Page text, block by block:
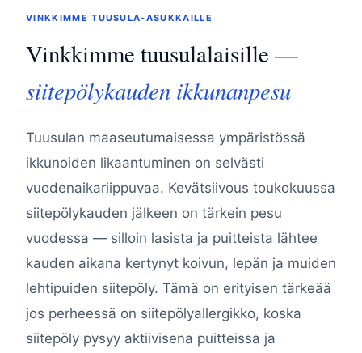
VINKKIMME TUUSULA-ASUKKAILLE
Vinkkimme tuusulalaisille —
siitepölykauden ikkunanpesu
Tuusulan maaseutumaisessa ympäristössä
ikkunoiden likaantuminen on selvästi
vuodenaikariippuvaa. Kevätsiivous toukokuussa
siitepölykauden jälkeen on tärkein pesu
vuodessa — silloin lasista ja puitteista lähtee
kauden aikana kertynyt koivun, lepän ja muiden
lehtipuiden siitepöly. Tämä on erityisen tärkeää
jos perheessä on siitepölyallergikko, koska
siitepöly pysyy aktiivisena puitteissa ja